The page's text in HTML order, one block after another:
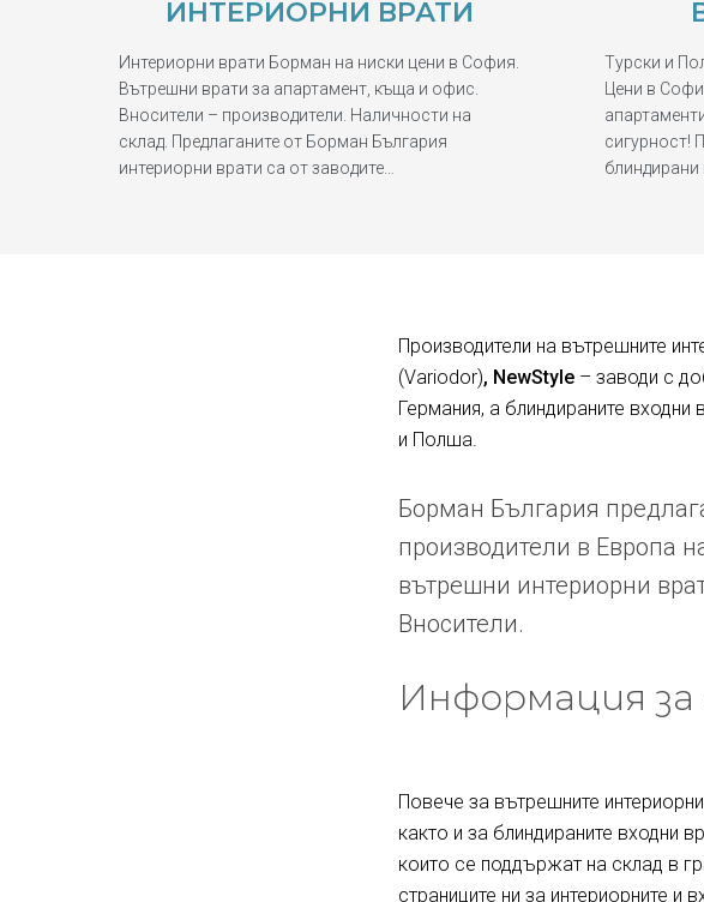
ИНТЕРИОРНИ ВРАТИ
Интериорни врати Борман на ниски цени в София.
Вътрешни врати за апартамент, къща и офис.
Вносители – производители. Наличности на
склад. Предлаганите от Борман България
интериорни врати са от заводите…
Турски и
Цени в
сигурност!
блиндирани
Производители на вътрешните
(Variodor), NewStyle– заводи с
Германия, а блиндираните входни
и Полша.
Борман България
производители в Европа
вътрешни интериорни
Вносители.
Информация
Повече за вътрешните
както и за блиндираните входни
които се поддържат на склад в
страниците ни за интериорните и